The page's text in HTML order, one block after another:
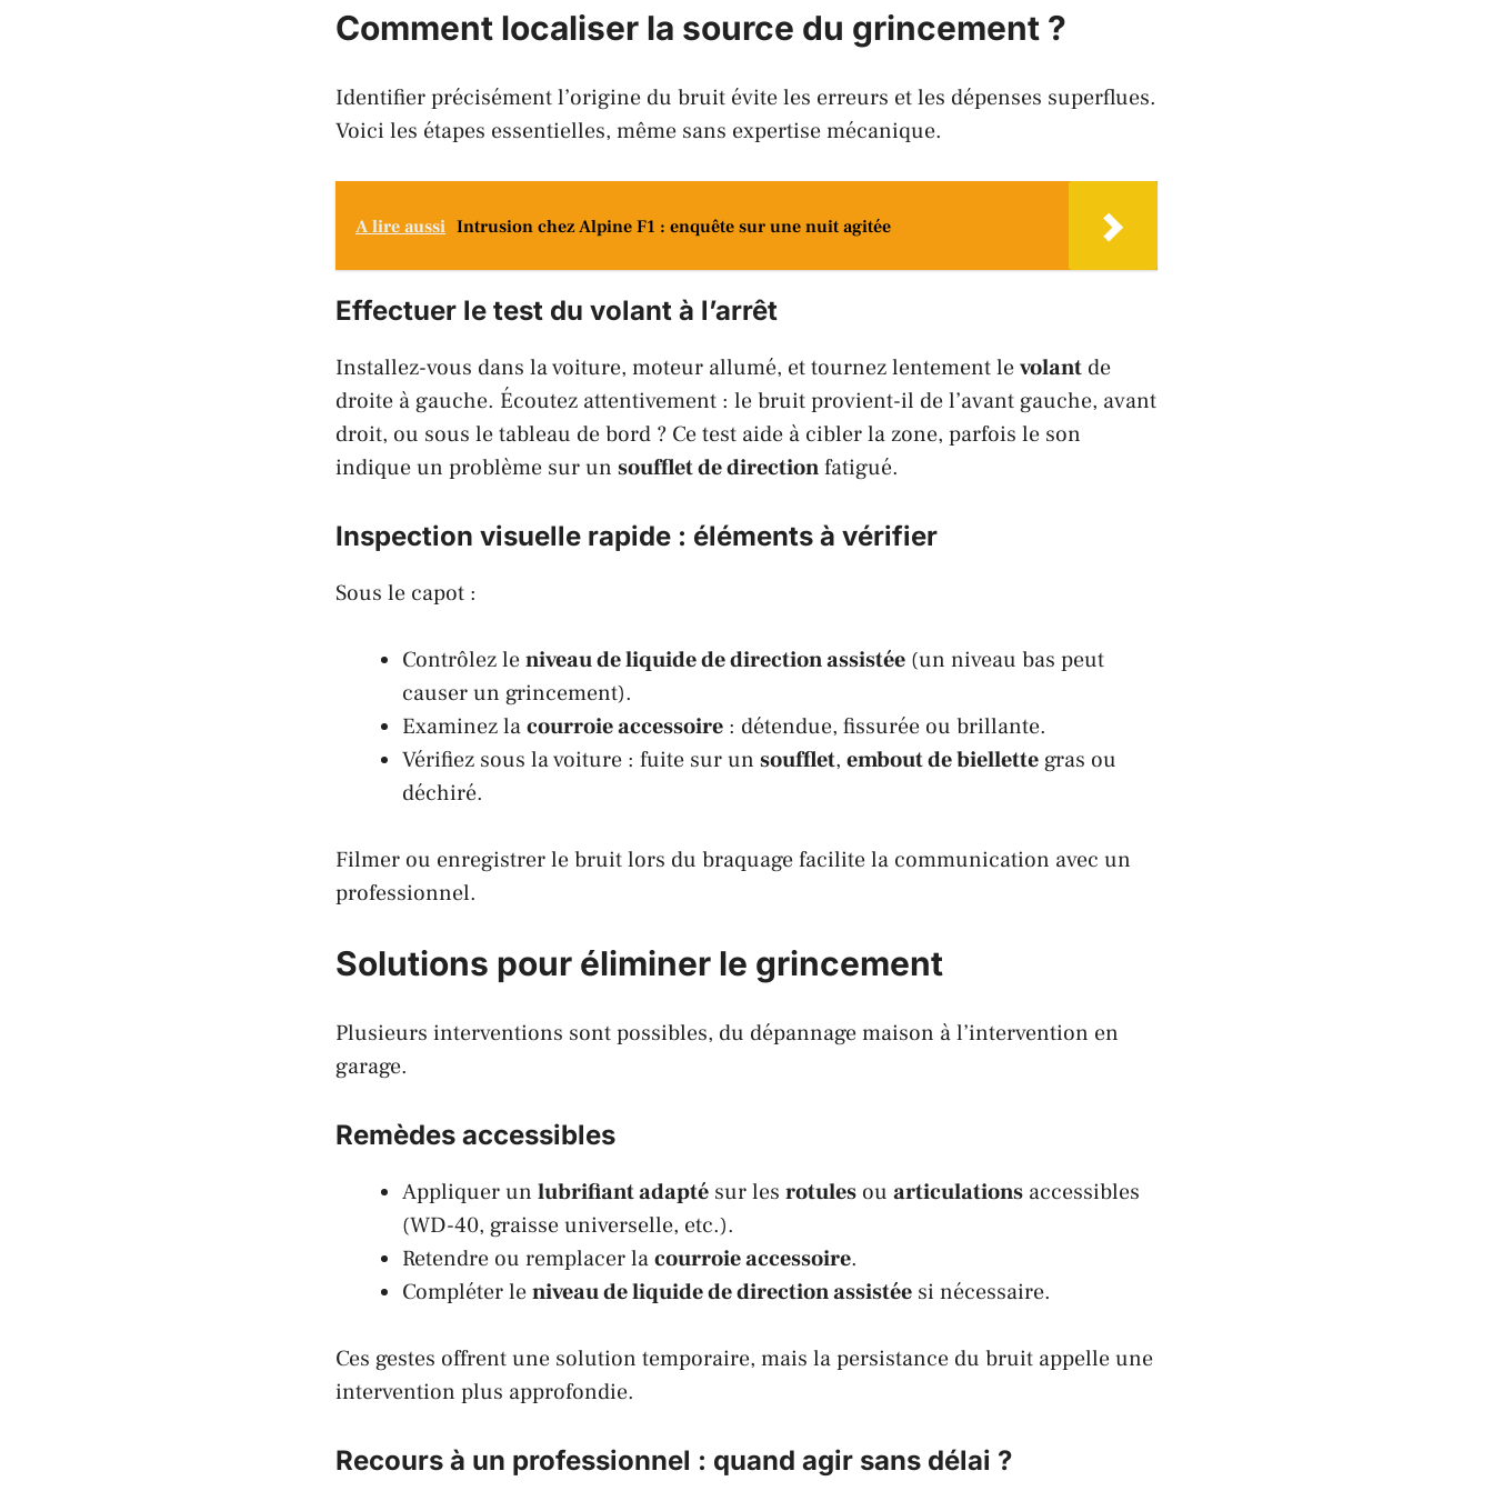
Comment localiser la source du grincement ?
Identifier précisément l’origine du bruit évite les erreurs et les dépenses superflues.
Voici les étapes essentielles, même sans expertise mécanique.
A lire aussi Intrusion chez Alpine F1 : enquête sur une nuit agitée
Effectuer le test du volant à l’arrêt
Installez-vous dans la voiture, moteur allumé, et tournez lentement levolant de
droite à gauche. Écoutez attentivement : le bruit provient-il de l’avant gauche, avant
droit, ou sous le tableau de bord ? Ce test aide à cibler la zone, parfois le son
indique un problème sur un soufflet de directionfatigué.
Inspection visuelle rapide : éléments à vérifier
Sous le capot :
Contrôlez leniveau de liquide de direction assistée (un niveau bas peut
causer un grincement).
Examinez lacourroie accessoire : détendue, fissurée ou brillante.
Vérifiez sous la voiture : fuite sur un soufflet, embout de biellette gras ou
déchiré.
Filmer ou enregistrer le bruit lors du braquage facilite la communication avec un
professionnel.
Solutions pour éliminer le grincement
Plusieurs interventions sont possibles, du dépannage maison à l’intervention en
garage.
Remèdes accessibles
Appliquer un lubrifiant adapté sur les rotules ou articulations accessibles
(WD-40, graisse universelle, etc.).
Retendre ou remplacer lacourroie accessoire.
Compléter leniveau de liquide de direction assistée si nécessaire.
Ces gestes offrent une solution temporaire, mais la persistance du bruit appelle une
intervention plus approfondie.
Recours à un professionnel : quand agir sans délai ?